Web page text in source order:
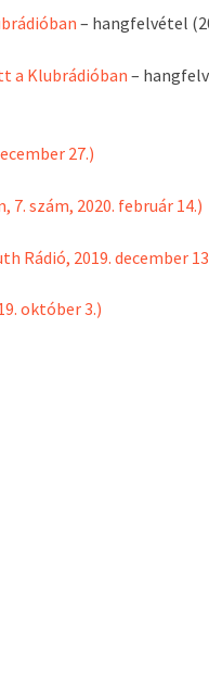
– hangfelvétel
a Klubrádióban –
27.)
7. szám, 2020. február 14.)
Rádió, 2019. december
október 3.)